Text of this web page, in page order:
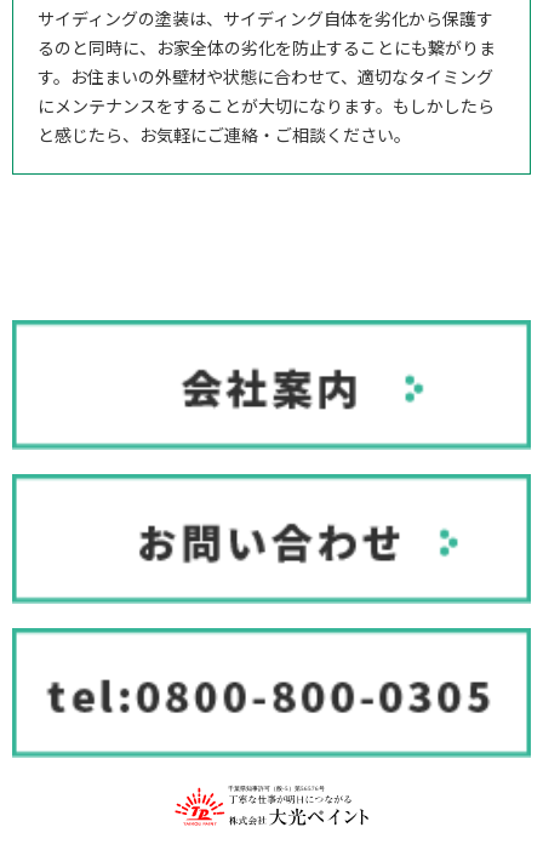
サイディングの塗装は、サイディング自体を劣化から保護す
るのと同時に、お家全体の劣化を防止することにも繋がりま
す。お住まいの外壁材や状態に合わせて、適切なタイミング
にメンテナンスをすることが大切になります。もしかしたら
と感じたら、お気軽にご連絡・ご相談ください。